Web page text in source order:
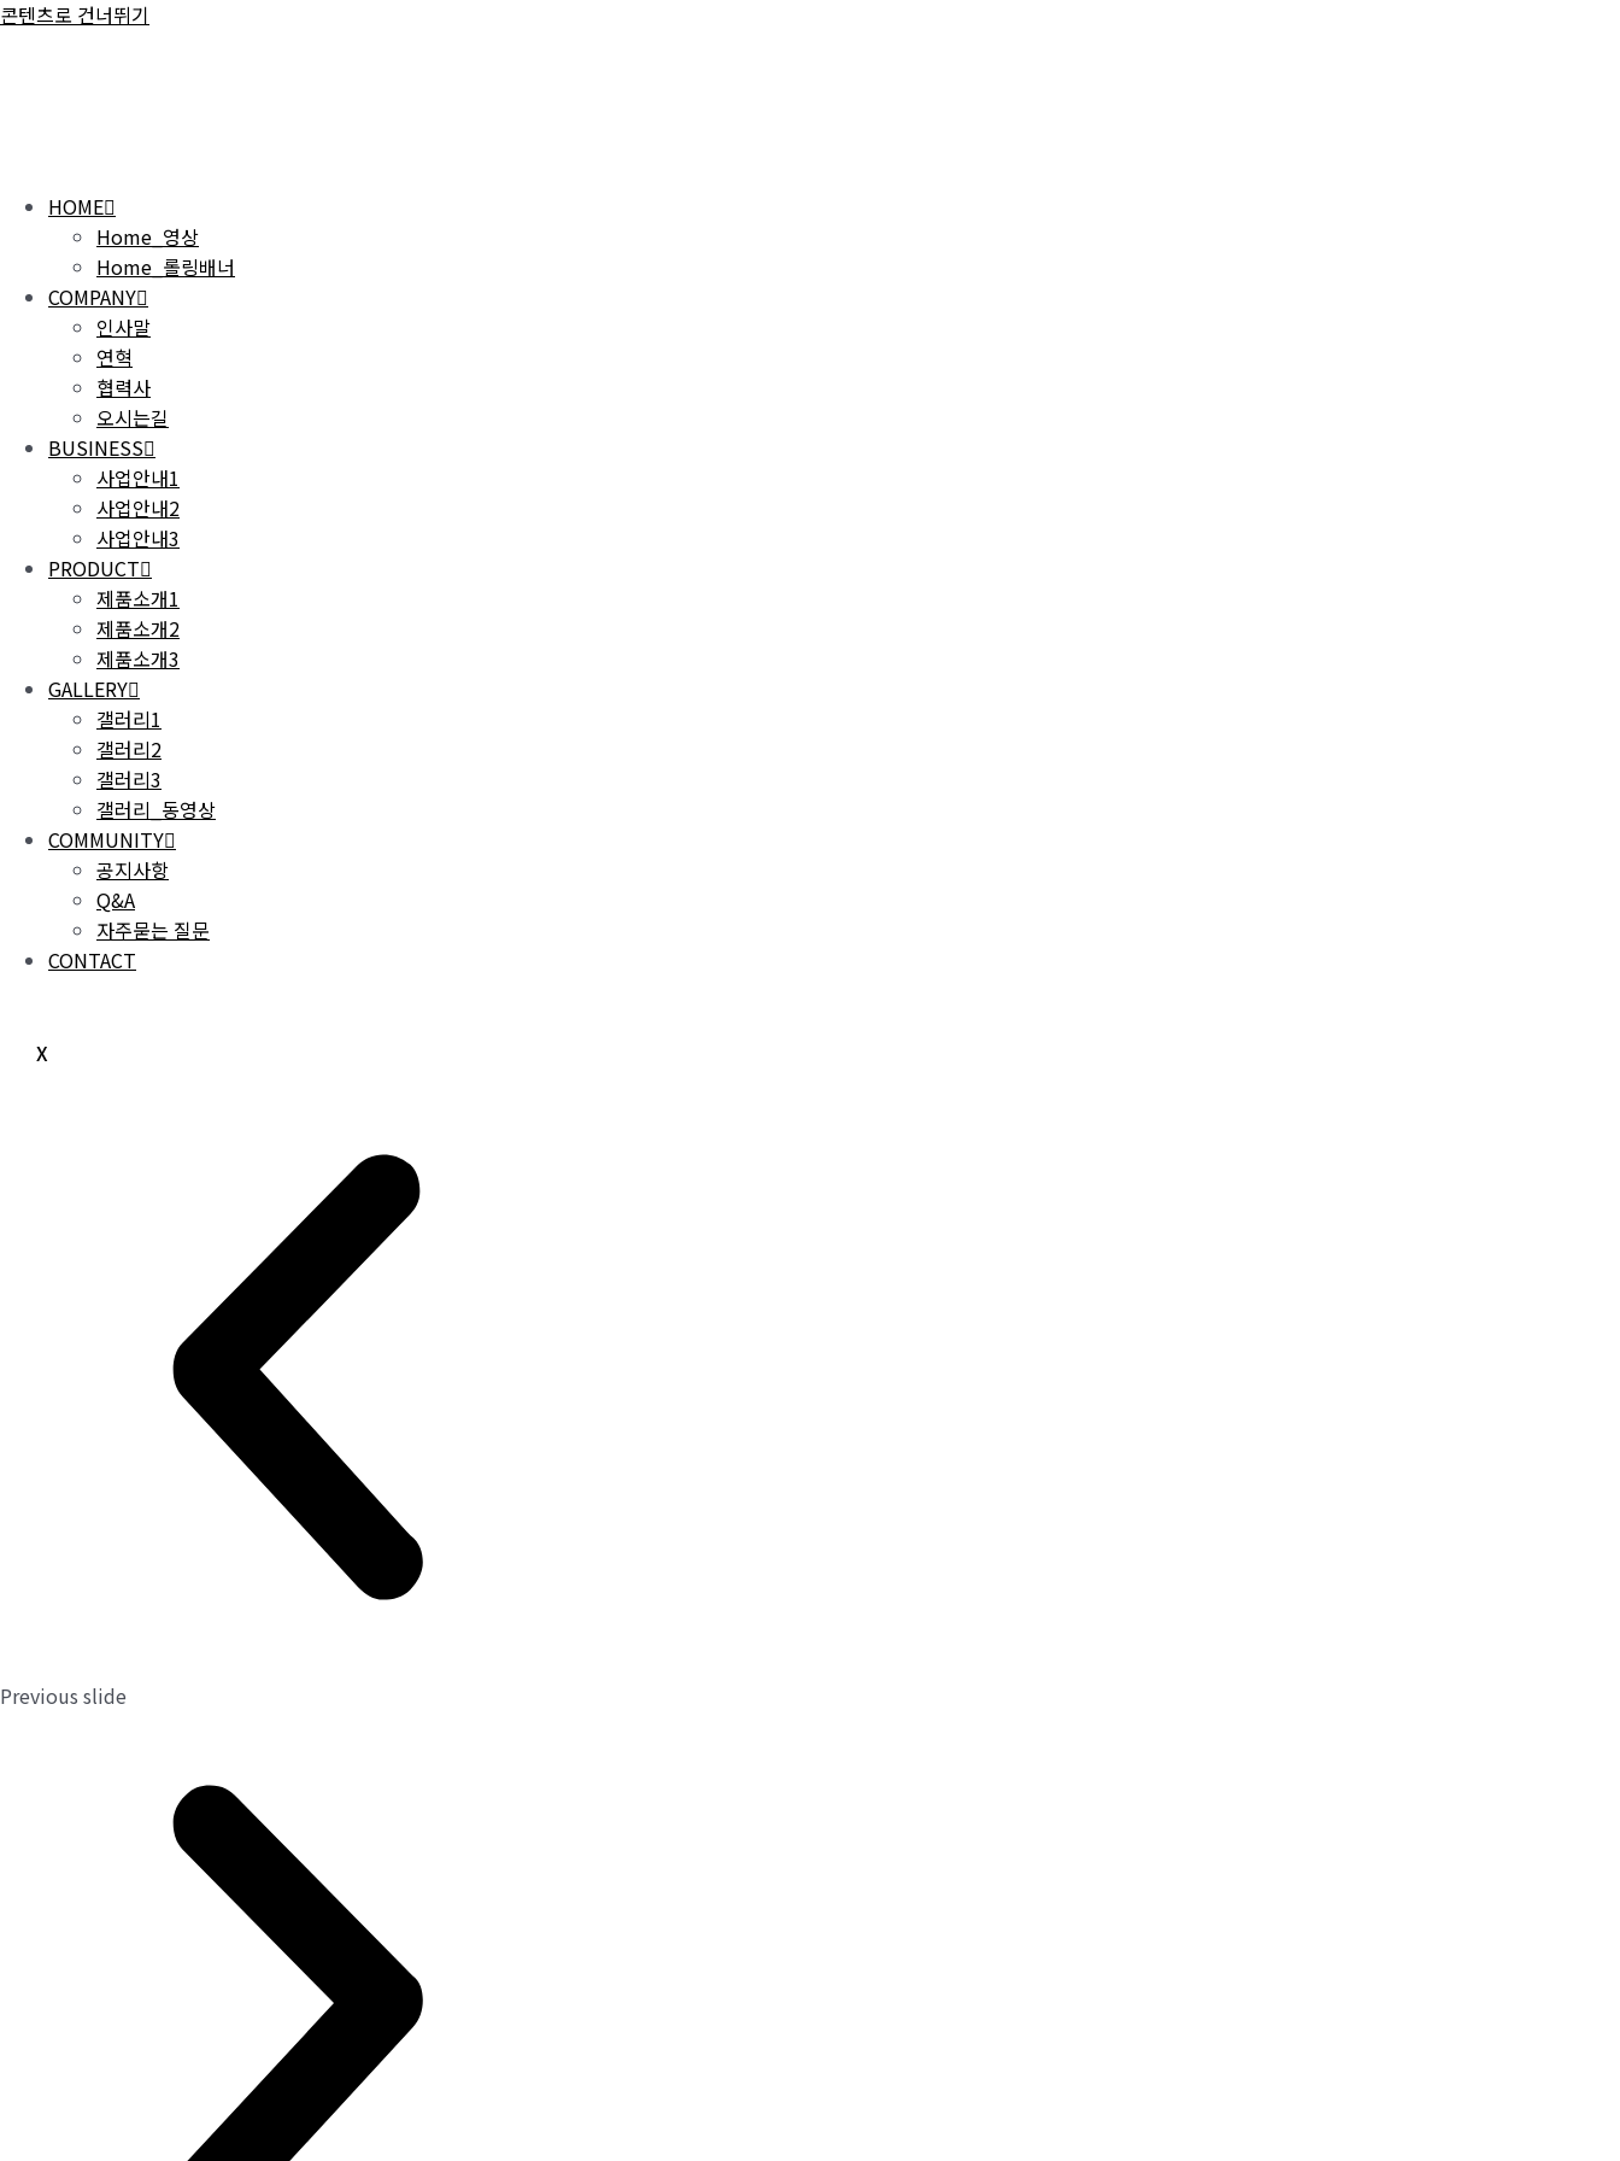
콘텐츠로 건너뛰기
HOME
Home_영상
Home_롤링배너
COMPANY
인사말
연혁
협력사
오시는길
BUSINESS
사업안내1
사업안내2
사업안내3
PRODUCT
제품소개1
제품소개2
제품소개3
GALLERY
갤러리1
갤러리2
갤러리3
갤러리_동영상
COMMUNITY
공지사항
Q&A
자주묻는 질문
CONTACT
X
Previous slide